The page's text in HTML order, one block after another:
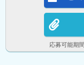
応募可能期